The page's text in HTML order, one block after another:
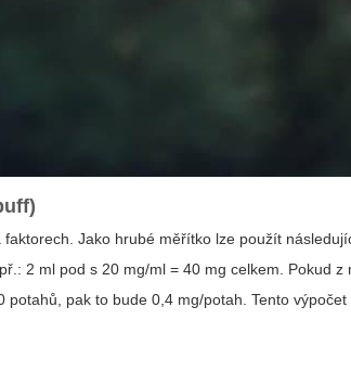
Jako hrubé měřítko lze použít
2 ml pod s 20 mg/ml = 40 mg celkem. Pokud
pak to bude 0,4 mg/potah. Tento výpočet